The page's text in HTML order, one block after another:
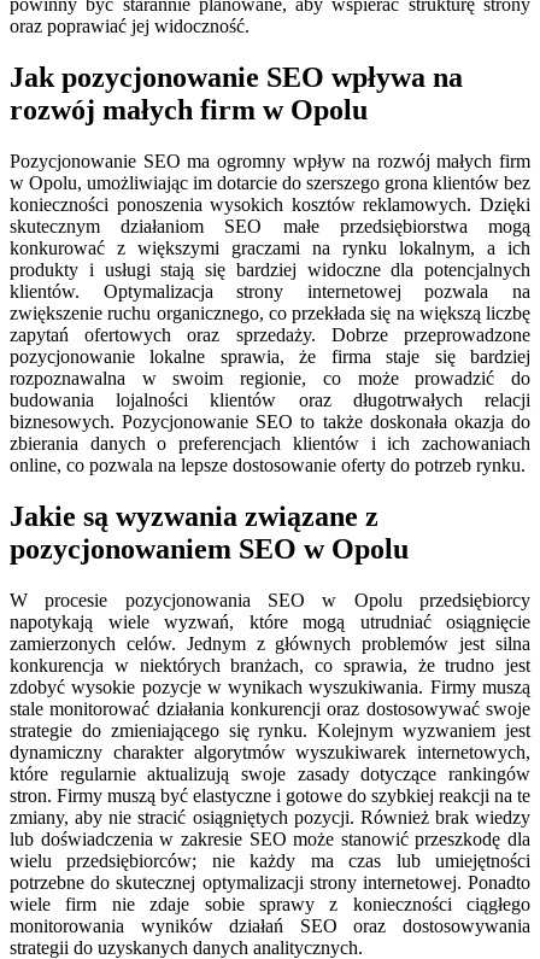
oraz poprawiać jej widoczność.
Jak pozycjonowanie SEO wpływa na
rozwój małych firm w Opolu
Pozycjonowanie SEO ma ogromny wpływ na rozwój małych firm
w Opolu, umożliwiając im dotarcie do szerszego grona klientów bez
konieczności ponoszenia wysokich kosztów reklamowych. Dzięki
skutecznym działaniom SEO małe przedsiębiorstwa mogą
konkurować z większymi graczami na rynku lokalnym, a ich
produkty i usługi stają się bardziej widoczne dla potencjalnych
klientów. Optymalizacja strony internetowej pozwala na
zwiększenie ruchu organicznego, co przekłada się na większą liczbę
zapytań ofertowych oraz sprzedaży. Dobrze przeprowadzone
pozycjonowanie lokalne sprawia, że firma staje się bardziej
rozpoznawalna w swoim regionie, co może prowadzić do
budowania lojalności klientów oraz długotrwałych relacji
biznesowych. Pozycjonowanie SEO to także doskonała okazja do
zbierania danych o preferencjach klientów i ich zachowaniach
online, co pozwala na lepsze dostosowanie oferty do potrzeb rynku.
Jakie są wyzwania związane z
pozycjonowaniem SEO w Opolu
W procesie pozycjonowania SEO w Opolu przedsiębiorcy
napotykają wiele wyzwań, które mogą utrudniać osiągnięcie
zamierzonych celów. Jednym z głównych problemów jest silna
konkurencja w niektórych branżach, co sprawia, że trudno jest
zdobyć wysokie pozycje w wynikach wyszukiwania. Firmy muszą
stale monitorować działania konkurencji oraz dostosowywać swoje
strategie do zmieniającego się rynku. Kolejnym wyzwaniem jest
dynamiczny charakter algorytmów wyszukiwarek internetowych,
które regularnie aktualizują swoje zasady dotyczące rankingów
stron. Firmy muszą być elastyczne i gotowe do szybkiej reakcji na te
zmiany, aby nie stracić osiągniętych pozycji. Również brak wiedzy
lub doświadczenia w zakresie SEO może stanowić przeszkodę dla
wielu przedsiębiorców; nie każdy ma czas lub umiejętności
potrzebne do skutecznej optymalizacji strony internetowej. Ponadto
wiele firm nie zdaje sobie sprawy z konieczności ciągłego
monitorowania wyników działań SEO oraz dostosowywania
strategii do uzyskanych danych analitycznych.